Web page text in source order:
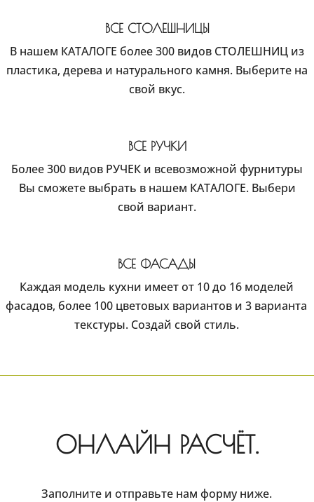
ВСЕ СТОЛЕШНИЦЫ
В нашем КАТАЛОГЕ более 300 видов СТОЛЕШНИЦ из
пластика, дерева и натурального камня. Выберите на
свой вкус.
ВСЕ РУЧКИ
Более 300 видов РУЧЕК и всевозможной фурнитуры
Вы сможете выбрать в нашем КАТАЛОГЕ. Выбери
свой вариант.
ВСЕ ФАСАДЫ
Каждая модель кухни имеет от 10 до 16 моделей
фасадов, более 100 цветовых вариантов и 3 варианта
текстуры. Создай свой стиль.
ОНЛАЙН РАСЧЁТ.
Заполните и отправьте нам форму ниже.